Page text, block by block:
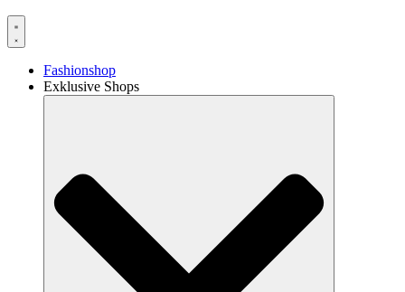
Fashionshop
Exklusive Shops